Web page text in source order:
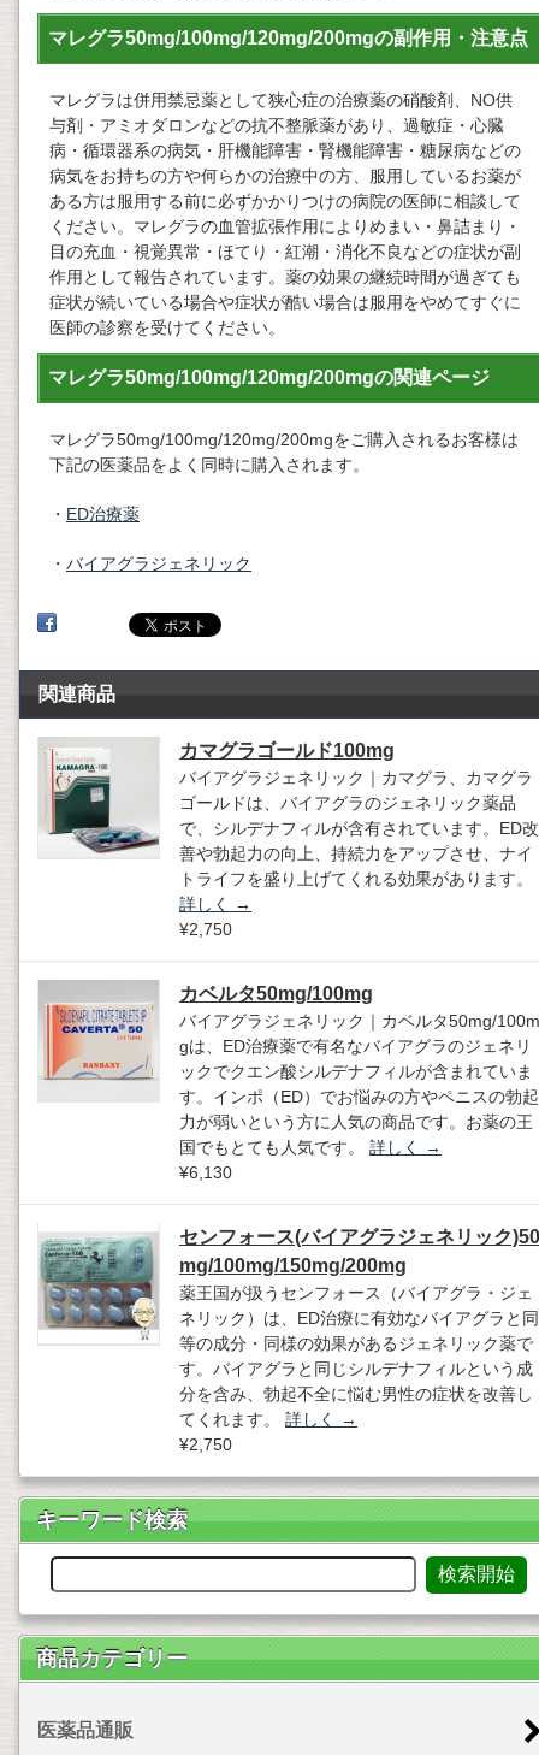
マレグラ50mg/100mg/120mg/200mgの副作用・注意点
マレグラは併用禁忌薬として狭心症の治療薬の硝酸剤、NO供
与剤・アミオダロンなどの抗不整脈薬があり、過敏症・心臓
病・循環器系の病気・肝機能障害・腎機能障害・糖尿病などの
病気をお持ちの方や何らかの治療中の方、服用しているお薬が
ある方は服用する前に必ずかかりつけの病院の医師に相談して
ください。マレグラの血管拡張作用によりめまい・鼻詰まり・
目の充血・視覚異常・ほてり・紅潮・消化不良などの症状が副
作用として報告されています。薬の効果の継続時間が過ぎても
症状が続いている場合や症状が酷い場合は服用をやめてすぐに
医師の診察を受けてください。
マレグラ50mg/100mg/120mg/200mgの関連ページ
マレグラ50mg/100mg/120mg/200mgをご購入されるお客様は
下記の医薬品をよく同時に購入されます。
・ ED治療薬
・ バイアグラジェネリック
関連商品
カマグラゴールド100mg
バイアグラジェネリック｜カマグラ、カマグラ
ゴールドは、バイアグラのジェネリック薬品
で、シルデナフィルが含有されています。ED改
善や勃起力の向上、持続力をアップさせ、ナイ
トライフを盛り上げてくれる効果があります。
詳しく
→
¥2,750
カベルタ50mg/100mg
バイアグラジェネリック｜カベルタ50mg/100m
gは、ED治療薬で有名なバイアグラのジェネリ
ックでクエン酸シルデナフィルが含まれていま
す。インポ（ED）でお悩みの方やペニスの勃起
力が弱いという方に人気の商品です。お薬の王
国でもとても人気です。 詳しく
→
¥6,130
センフォース(バイアグラジェネリック)50
mg/100mg/150mg/200mg
薬王国が扱うセンフォース（バイアグラ・ジェ
ネリック）は、ED治療に有効なバイアグラと同
等の成分・同様の効果があるジェネリック薬で
す。バイアグラと同じシルデナフィルという成
分を含み、勃起不全に悩む男性の症状を改善し
てくれます。 詳しく
→
¥2,750
キーワード検索
商品カテゴリー
医薬品通販